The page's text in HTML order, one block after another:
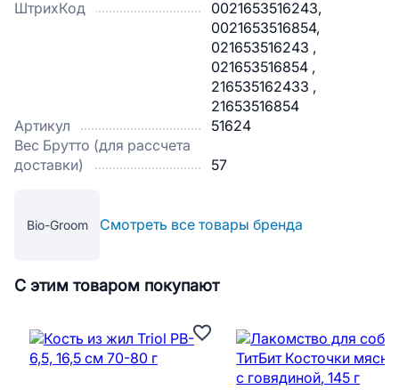
ШтрихКод
0021653516243,
0021653516854,
021653516243 ,
021653516854 ,
216535162433 ,
21653516854
Артикул
51624
Вес Брутто (для рассчета
доставки)
57
Bio-Groom Смотреть все товары бренда
С этим товаром покупают